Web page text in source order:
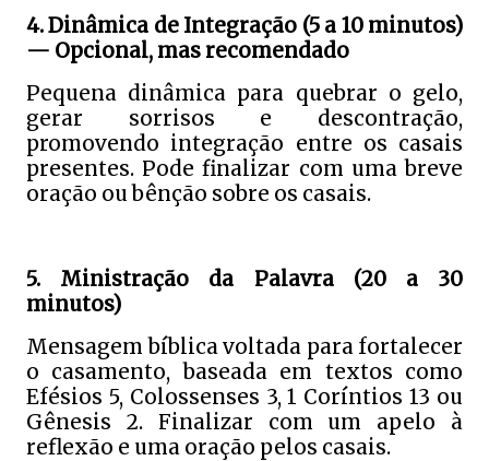
4. Dinâmica de Integração (5 a 10 minutos)
— Opcional, mas recomendado
Pequena dinâmica para quebrar o gelo,
gerar sorrisos e descontração,
promovendo integração entre os casais
presentes. Pode finalizar com uma breve
oração ou bênção sobre os casais.
5. Ministração da Palavra (20 a 30
minutos)
Mensagem bíblica voltada para fortalecer
o casamento, baseada em textos como
Efésios 5, Colossenses 3, 1 Coríntios 13 ou
Gênesis 2. Finalizar com um apelo à
reflexão e uma oração pelos casais.